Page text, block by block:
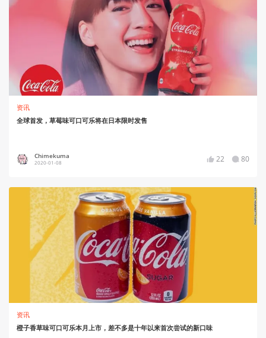
资讯
全球首发，草莓味可口可乐将在日本限时发售
Chimekuma
2020-01-08 22 80
资讯
橙子香草味可口可乐本月上市，差不多是十年以来首次尝试的新口味